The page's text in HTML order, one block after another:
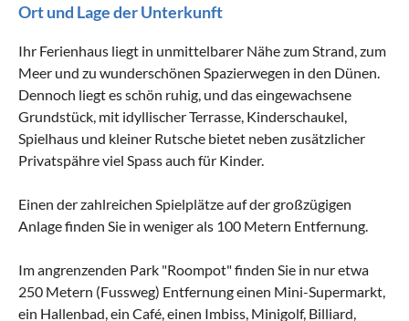
Ort und Lage der Unterkunft
Ihr Ferienhaus liegt in unmittelbarer Nähe zum Strand, zum
Meer und zu wunderschönen Spazierwegen in den Dünen.
Dennoch liegt es schön ruhig, und das eingewachsene
Grundstück, mit idyllischer Terrasse, Kinderschaukel,
Spielhaus und kleiner Rutsche bietet neben zusätzlicher
Privatspähre viel Spass auch für Kinder.
Einen der zahlreichen Spielplätze auf der großzügigen
Anlage finden Sie in weniger als 100 Metern Entfernung.
Im angrenzenden Park "Roompot" finden Sie in nur etwa
250 Metern (Fussweg) Entfernung einen Mini-Supermarkt,
ein Hallenbad, ein Café, einen Imbiss, Minigolf, Billiard,